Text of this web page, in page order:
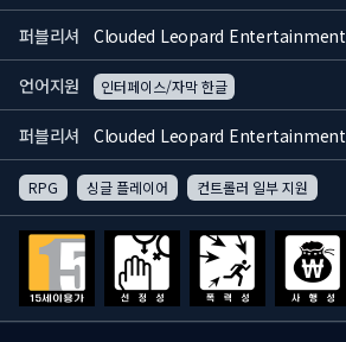
퍼블리셔 Clouded Leopard Entertainment
언어지원 인터페이스/자막 한글
퍼블리셔 Clouded Leopard Entertainment
RPG 싱글 플레이어 컨트롤러 일부 지원